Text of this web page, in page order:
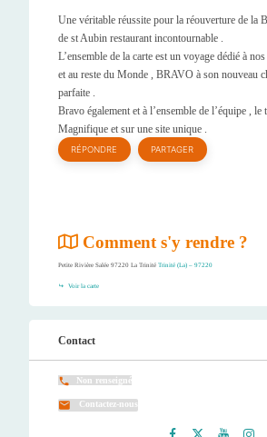
Une véritable réussite pour la réouverture de la
de st Aubin restaurant incontournable .
L’ensemble de la carte est un voyage dédié à
et au reste du Monde , BRAVO à son nouveau
parfaite .
Bravo également et à l’ensemble de l’équipe , le
Magnifique et sur une site unique .
RÉPONDRE PARTAGER
Comment s'y rendre ?
Petite Rivière Salée 97220 La Trinité Trinité (La) – 97220
Voir la carte
Contact
Non renseigné
Contactez-nous